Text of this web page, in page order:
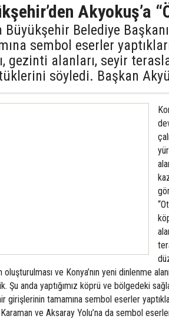
Akyokuş’a
Büyükşehir Belediye
sembol eserler
gezinti alanları, seyir
söyledi. Başkan
oluşturulması ve Konya’nın yeni dinlenme
Şu anda yaptığımız köprü ve bölgedeki
girişlerinin tamamına sembol eserler
Karaman ve Aksaray Yolu’na da sembol